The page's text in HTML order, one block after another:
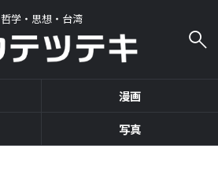
哲学・思想・台湾
漫画
写真